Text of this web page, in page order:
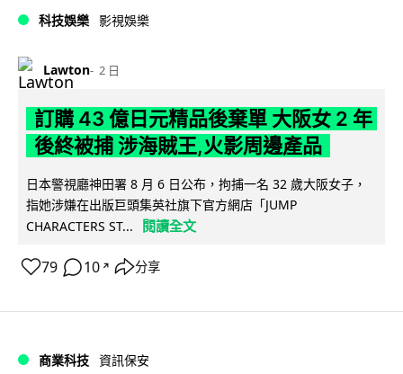
科技娛樂 影視娛樂
Lawton 2 日
訂購 43 億日元精品後棄單 大阪女 2 年
後終被捕 涉海賊王,火影周邊產品
日本警視廳神田署 8 月 6 日公布，拘捕一名 32 歲大阪女子，
指她涉嫌在出版巨頭集英社旗下官方網店「JUMP
CHARACTERS ST...
閱讀全文
79 10 ↗ 分享
商業科技 資訊保安